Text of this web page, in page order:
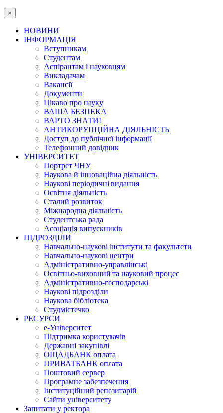
×
НОВИНИ
ІНФОРМАЦІЯ
Вступникам
Студентам
Аспірантам і науковцям
Викладачам
Вакансії
Документи
Цікаво про науку
ВАША БЕЗПЕКА
ВАРТО ЗНАТИ!
АНТИКОРУПЦІЙНА ДІЯЛЬНІСТЬ
Доступ до публічної інформації
Телефонний довідник
УНІВЕРСИТЕТ
Портрет ЧНУ
Наукова й інноваційна діяльність
Наукові періодичні видання
Освітня діяльність
Сталий розвиток
Міжнародна діяльність
Студентська рада
Асоціація випускників
ПІДРОЗДІЛИ
Навчально-наукові інститути та факультети
Навчально-наукові центри
Адміністративно-управлінські
Освітньо-виховний та науковий процес
Адміністративно-господарські
Наукові підрозділи
Наукова бібліотека
Студмістечко
РЕСУРСИ
е-Університет
Підтримка користувачів
Державні закупівлі
ОЩАДБАНК оплата
ПРИВАТБАНК оплата
Поштовий сервер
Програмне забезпечення
Інституційний репозитарій
Сайти університету
Запитати у ректора